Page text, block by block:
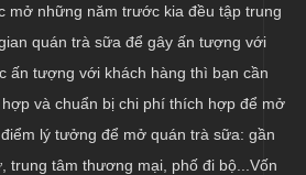
mở những năm trước kia đều tập trung
quán trà sữa để gây ấn tượng với
ấn tượng với khách hàng thì bạn cần
và chuẩn bị chi phí thích hợp để mở
lý tưởng để mở quán trà sữa: gần
trung tâm thương mại, phố đi bộ...Vốn